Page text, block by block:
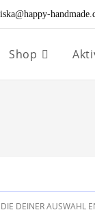
Shop
DEINER AUSWAHL